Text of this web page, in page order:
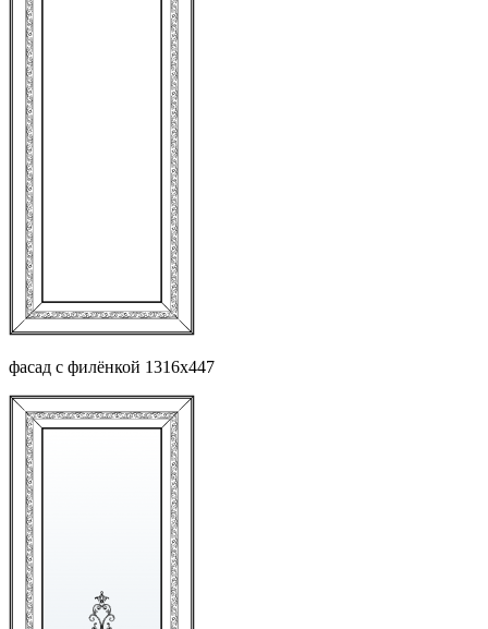
фасад с филёнкой 1316х447